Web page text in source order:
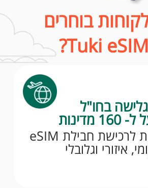
בוחרים
גלישה בחו"ל
מדינות
עם אפשרות לרכישת חבילת eSIM
איזורי וגלובלי